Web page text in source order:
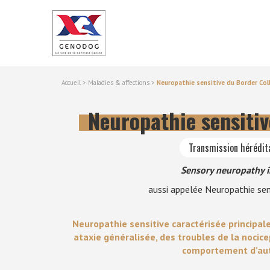
Accueil > Maladies & affections > Neuropathie sensitive du Border
Neuropathie
Transmission
Sensory neuropathy
aussi appelée Neuropathie
Neuropathie sensitive caractérisée
ataxie généralisée, des troubles de la
comportement